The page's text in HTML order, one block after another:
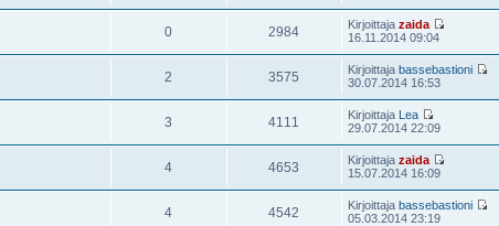
0 2984 Kirjoittajazaida
16.11.2014 09:04
2 3575 Kirjoittajabassebastioni
30.07.2014 16:53
3 4111 Kirjoittaja Lea
29.07.2014 22:09
4 4653 Kirjoittajazaida
15.07.2014 16:09
4 4542 Kirjoittajabassebastioni
05.03.2014 23:19